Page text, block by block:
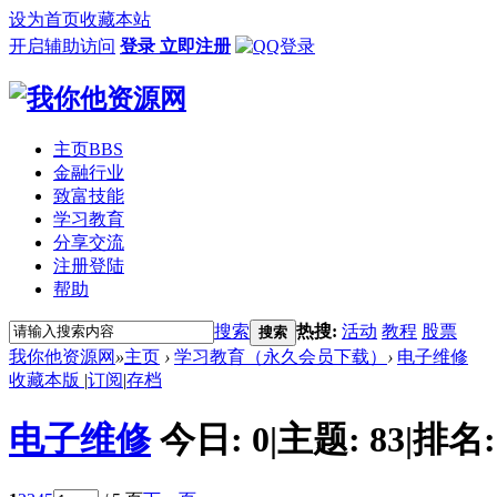
设为首页收藏本站
开启辅助访问 登录 立即注册
主页BBS
金融行业
致富技能
学习教育
分享交流
注册登陆
帮助
搜索 搜索 热搜: 活动 教程 股票
我你他资源网 »主页 › 学习教育（永久会员下载） › 电子维修
收藏本版 |订阅|存档
电子维修 今日: 0|主题: 83|排